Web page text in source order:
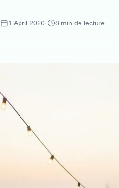
1 April 2026· 8 min de lecture